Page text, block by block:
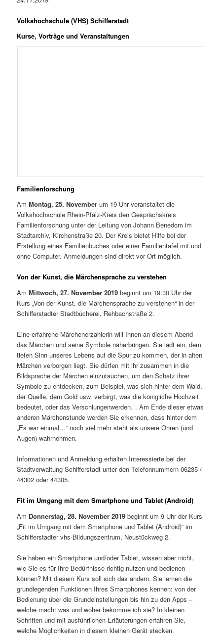
Volkshochschule (VHS) Schifferstadt
Kurse, Vorträge und Veranstaltungen
Familienforschung
AmMontag, 25. November um 19 Uhr veranstaltet die
Volkshochschule Rhein-Pfalz-Kreis den Gesprächskreis
Familienforschung unter der Leitung von Johann Benedom im
Stadtarchiv, Kirchenstraße 20. Der Kreis bietet Hilfe bei der
Erstellung eines Familienbuches oder einer Familientafel mit und
ohne Computer. Anmeldungen sind direkt vor Ort möglich.
Von der Kunst, die Märchensprache zu verstehen
AmMittwoch, 27. November 2019 beginnt um 19:30 Uhr der
Kurs „Von der Kunst, die Märchensprache zu verstehen“ in der
Schifferstadter Stadtbücherei, Rehbachstraße 2.
Eine erfahrene Märchenerzählerin will Ihnen an diesem Abend
das Märchen und seine Symbole näherbringen. Sie lädt ein, dem
tiefen Sinn unseres Lebens auf die Spur zu kommen, der in alten
Märchen verborgen liegt. Sie dürfen mit ihr zusammen in die
Bildsprache der Märchen einzutauchen, um den Schatz ihrer
Symbole zu entdecken, zum Beispiel, was sich hinter dem Wald,
der Quelle, dem Gold usw. verbirgt, was die königliche Hochzeit
bedeutet, oder das Verschlungenwerden… Am Ende dieser etwas
anderen Märchenstunde werden Sie erkennen, dass hinter dem
„Es war einmal…“ noch viel mehr steht als unsere Ohren (und
Augen) wahrnehmen.
Informationen und Anmeldung erhalten Interessierte bei der
Stadtverwaltung Schifferstadt unter den Telefonnummern 06235 /
44302 oder 44305.
Fit im Umgang mit dem Smartphone und Tablet (Android)
Am Donnerstag, 28. November 2019 beginnt um 9 Uhr der Kurs
„Fit im Umgang mit dem Smartphone und Tablet (Android)“ im
Schifferstadter vhs-Bildungszentrum, Neustückweg 2.
Sie haben ein Smartphone und/oder Tablet, wissen aber nicht,
wie Sie es für Ihre Bedürfnisse richtig nutzen und bedienen
können? Mit diesem Kurs soll sich das ändern. Sie lernen die
grundlegenden Funktionen Ihres Smartphones kennen: von der
Bedienung über die Grundeinstellungen bis hin zu den Apps –
welche macht was und woher bekomme ich sie? In kleinen
Schritten und mit ausführlichen Erläuterungen erfahren Sie,
welche Möglichkeiten in diesem kleinen Gerät stecken.